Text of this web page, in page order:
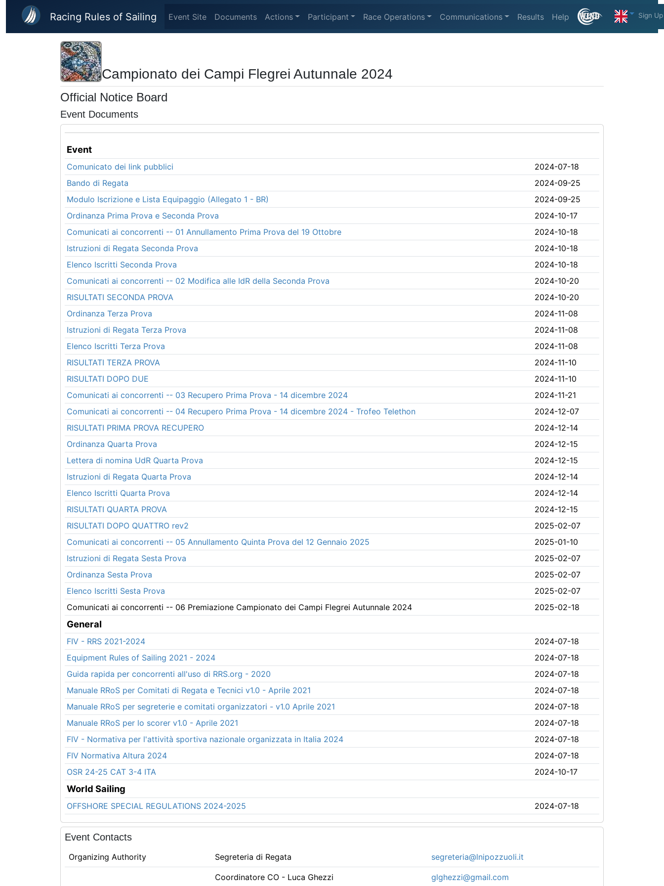
Skip to main content
Racing Rules of Sailing Event Site Documents Actions Participant Race Operations Communications Results Help Sign Up
Campionato dei Campi Flegrei Autunnale 2024
Official Notice Board
Event Documents
Event
Comunicato dei link pubblici
2024-07-18
Bando di Regata
2024-09-25
Modulo Iscrizione e Lista Equipaggio (Allegato 1 - BR)
2024-09-25
Ordinanza Prima Prova e Seconda Prova
2024-10-17
Comunicati ai concorrenti -- 01 Annullamento Prima Prova del 19 Ottobre
2024-10-18
Istruzioni di Regata Seconda Prova
2024-10-18
Elenco Iscritti Seconda Prova
2024-10-18
Comunicati ai concorrenti -- 02 Modifica alle IdR della Seconda Prova
2024-10-20
RISULTATI SECONDA PROVA
2024-10-20
Ordinanza Terza Prova
2024-11-08
Istruzioni di Regata Terza Prova
2024-11-08
Elenco Iscritti Terza Prova
2024-11-08
RISULTATI TERZA PROVA
2024-11-10
RISULTATI DOPO DUE
2024-11-10
Comunicati ai concorrenti -- 03 Recupero Prima Prova - 14 dicembre 2024
2024-11-21
Comunicati ai concorrenti -- 04 Recupero Prima Prova - 14 dicembre 2024 - Trofeo Telethon
2024-12-07
RISULTATI PRIMA PROVA RECUPERO
2024-12-14
Ordinanza Quarta Prova
2024-12-15
Lettera di nomina UdR Quarta Prova
2024-12-15
Istruzioni di Regata Quarta Prova
2024-12-14
Elenco Iscritti Quarta Prova
2024-12-14
RISULTATI QUARTA PROVA
2024-12-15
RISULTATI DOPO QUATTRO rev2
2025-02-07
Comunicati ai concorrenti -- 05 Annullamento Quinta Prova del 12 Gennaio 2025
2025-01-10
Istruzioni di Regata Sesta Prova
2025-02-07
Ordinanza Sesta Prova
2025-02-07
Elenco Iscritti Sesta Prova
2025-02-07
Comunicati ai concorrenti -- 06 Premiazione Campionato dei Campi Flegrei Autunnale 2024
2025-02-18
General
FIV - RRS 2021-2024
2024-07-18
Equipment Rules of Sailing 2021 - 2024
2024-07-18
Guida rapida per concorrenti all'uso di RRS.org - 2020
2024-07-18
Manuale RRoS per Comitati di Regata e Tecnici v1.0 - Aprile 2021
2024-07-18
Manuale RRoS per segreterie e comitati organizzatori - v1.0 Aprile 2021
2024-07-18
Manuale RRoS per lo scorer v1.0 - Aprile 2021
2024-07-18
FIV - Normativa per l'attività sportiva nazionale organizzata in Italia 2024
2024-07-18
FIV Normativa Altura 2024
2024-07-18
OSR 24-25 CAT 3-4 ITA
2024-10-17
World Sailing
OFFSHORE SPECIAL REGULATIONS 2024-2025 2024-07-18
Event Contacts
Organizing Authority Segreteria di Regata segreteria@lnipozzuoli.it
Coordinatore CO - Luca Ghezzi glghezzi@gmail.com